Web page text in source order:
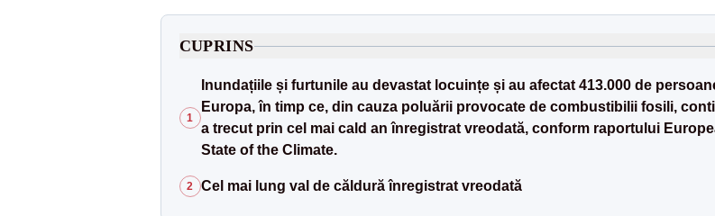
CUPRINS
1
Inundațiile și furtunile au devastat locuințe și au afectat 413.000 de
Europa, în timp ce, din cauza poluării provocate de combustibilii fosili,
a trecut prin cel mai cald an înregistrat vreodată, conform raportului
State of the Climate.
2 Cel mai lung val de căldură înregistrat vreodată